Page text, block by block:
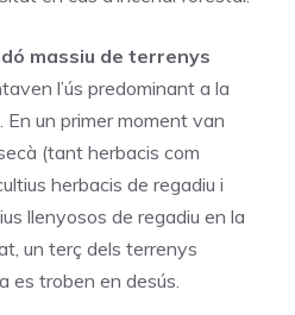
massiu de terrenys
l’ús predominant a la
un primer moment van
(tant herbacis com
herbacis de regadiu i
llenyosos de regadiu en la
un terç dels terrenys
es troben en desús.